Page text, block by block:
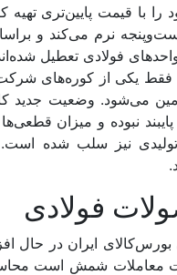
را با قیمت پایین‌‌‌تری
نرم می‌کند و
فولادی تعطیل شده‌‌‌اند
فقط یکی از کوره‌‌‌های
می‌شود. وضعیت جدید
نبوده و میزان
تولیدی نیز سلب شده
فولادی
بورس‌کالای ایران در
از میانگین قیمت معاملات